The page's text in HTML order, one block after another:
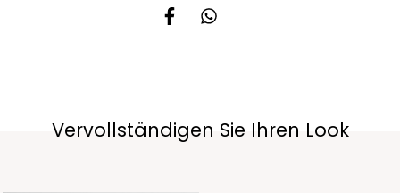
Vervollständigen Sie Ihren Look